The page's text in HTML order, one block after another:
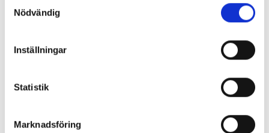
Nödvändig
Inställningar
Statistik
Marknadsföring